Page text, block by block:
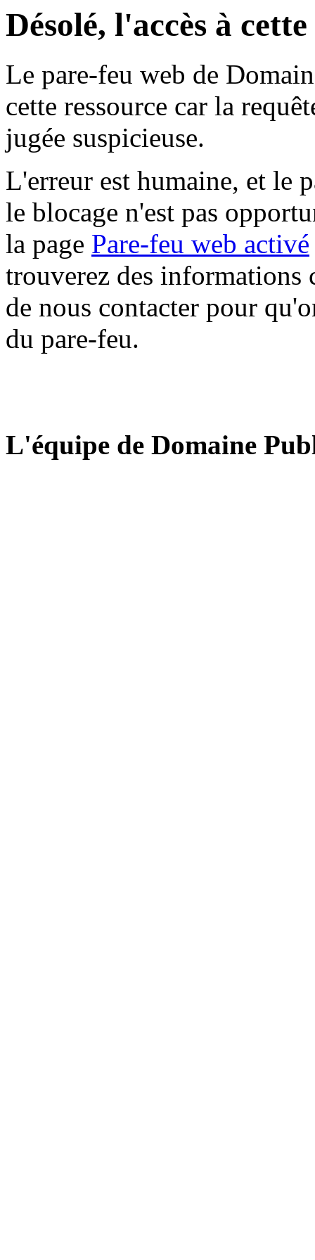
Désolé, l'accès à
Le pare-feu web de
cette ressource car la
jugée suspicieuse.
L'erreur est humaine, et le
le blocage n'est pas
la page Pare-feu web activé
trouverez des informations
de nous contacter pour
du pare-feu.
L'équipe de Domaine